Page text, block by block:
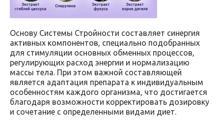
Основу Системы Стройности составляет синергия
активных компонентов, специально подобранных
для стимуляции основных обменных процессов,
регулирующих расход энергии и нормализацию
массы тела. При этом важной составляющей
является адаптация препарата к индивидуальным
особенностям каждого организма, что достигается
благодаря возможности корректировать дозировку
и сочетание с определенными видами диет.